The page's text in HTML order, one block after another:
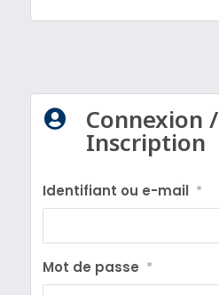
 Connexion /
Inscription
Identifiant ou e-mail *
Mot de passe *